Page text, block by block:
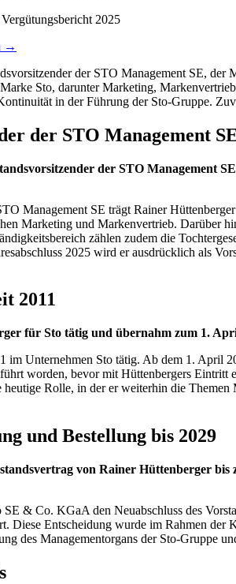
2025
→
der STO Management SE,
Sto, darunter Marketing,
in der Führung der Sto-Gruppe.
der STO Management
der STO Management
Management SE trägt Rainer
Marketing und Markenvertrieb. Darüber
zählen zudem die
2025 wird er ausdrücklich als
2011
für Sto tätig und übernahm zum 1.
im Unternehmen Sto tätig. Ab dem 1. April
worden, bevor mit Hüttenbergers
Rolle, in der er weiterhin die
und Bestellung bis 2029
von Rainer Hüttenberger bis
& Co. KGaA den Neuabschluss des
Diese Entscheidung wurde im Rahmen
des Managementorgans der Sto-Gruppe